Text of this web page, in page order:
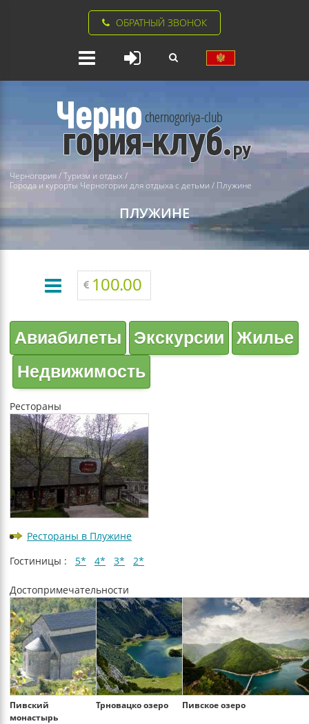
ОБРАТНЫЙ ЗВОНОК
Черногория/Туризм и отдых/
Города и курорты Черногории для отдыха с детьми / Плужине
ПЛУЖИНЕ
100.00
Авиабилеты Экскурсии
Жилье
Недвижимость
Рестораны
Рестораны в Плужине
Гостиницы : 5* 4* 3* 2*
Достопримечательности
Пивский
монастырь
Трновацко озеро Пивское озеро